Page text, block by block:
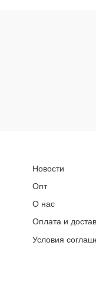
Новости
Опт
О нас
Оплата и
Условия